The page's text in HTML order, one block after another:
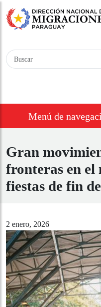
Menú de
Gran
en fronteras
las fiestas de
2 enero, 2026